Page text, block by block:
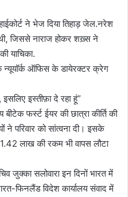
ने भेज दिया तिहाड़ जेल.नरेश
जिससे नाराज होकर शख़्स ने
याचिका.
न्यूयॉर्क ऑफिस के डायेरक्टर क्रेग
इसलिए इस्तीफ़ा दे रहा हूं”
फर्स्ट ईयर की छात्रा कीर्ति की
परिवार को सांत्वना दी। इसके
लाख की रकम भी वापस लौटा
जुक्का सलोवारा इन दिनों भारत में
फिनलैंड विदेश कार्यालय संवाद में